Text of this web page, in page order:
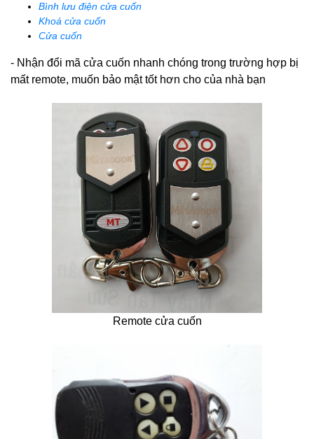
Bình lưu điện cửa cuốn
Khoá cửa cuốn
Cửa cuốn
- Nhận đổi mã cửa cuốn nhanh chóng trong trường hợp bị
mất remote, muốn bảo mật tốt hơn cho của nhà bạn
Remote cửa cuốn